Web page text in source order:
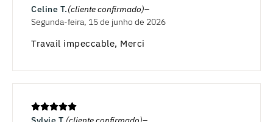
Celine T.(cliente confirmado)
Segunda-feira, 15 de junho de 2026
Travail impeccable, Merci